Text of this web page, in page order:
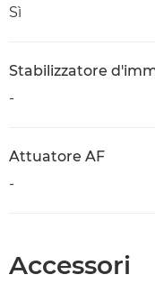
Sì
Stabilizzatore
-
Attuatore AF
-
Accessori